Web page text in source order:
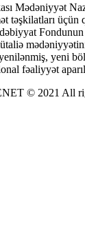
Mədəniyyət
təşkilatları üçün
yeni
fəaliyyət
© 2021 All